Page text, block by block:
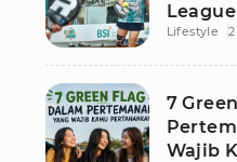
Lifestyle
7
Wajib